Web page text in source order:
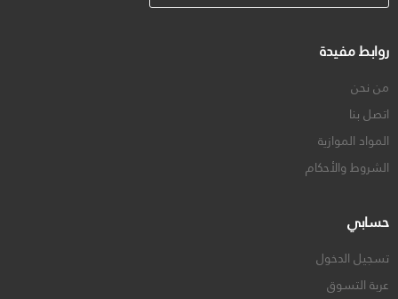
روابط مفيدة
من نحن
اتصل بنا
المواد الموازية
الشروط والأحكام
حسابي
تسجيل الدخول
عربة التسوق